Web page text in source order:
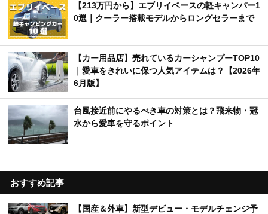
【213万円から】エブリイベースの軽キャンパー1
0選｜クーラー搭載モデルからロングセラーまで
【カー用品店】売れているカーシャンプーTOP10
｜愛車をきれいに保つ人気アイテムは？【2026年
6月版】
台風接近前にやるべき車の対策とは？飛来物・冠
水から愛車を守るポイント
おすすめ記事
【国産＆外車】新型デビュー・モデルチェンジ予